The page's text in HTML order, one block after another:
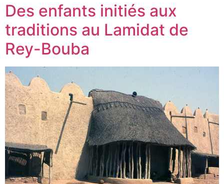
Des enfants initiés aux
traditions au Lamidat de
Rey-Bouba